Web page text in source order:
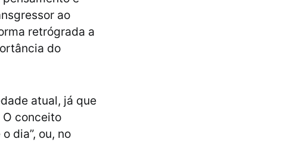
ao
retrógrada a
do
atual, já que
conceito
dia”, ou, no